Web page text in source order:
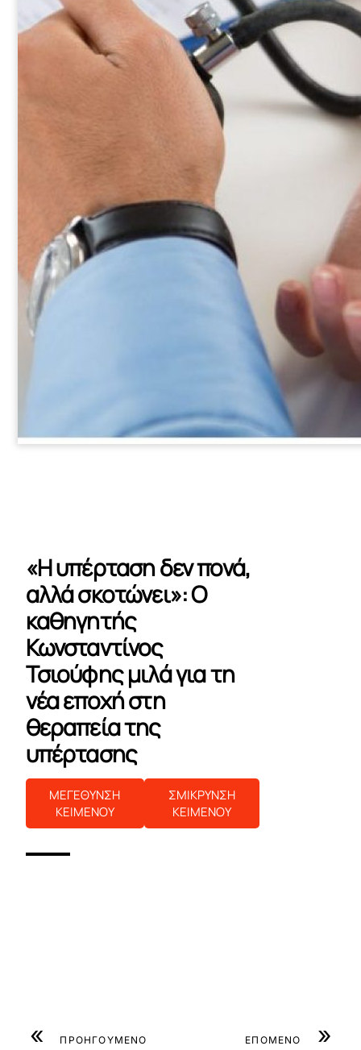
«Η υπέρταση δεν πονά,
αλλά σκοτώνει»: Ο
καθηγητής
Κωνσταντίνος
Τσιούφης μιλά για τη
νέα εποχή στη
θεραπεία της
υπέρτασης
ΜΕΓΕΘΥΝΣΗ
ΚΕΙΜΕΝΟΥ
ΣΜΙΚΡΥΝΣΗ
ΚΕΙΜΕΝΟΥ
« ΠΡΟΗΓΟΥΜΕΝΟ »
ΕΠΟΜΕΝΟ